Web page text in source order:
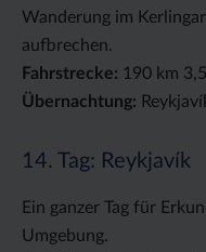
Wanderung im
aufbrechen.
Fahrstrecke: 190 km
Übernachtung:
14. Tag: Reykjavík
Ein ganzer Tag für
Umgebung.